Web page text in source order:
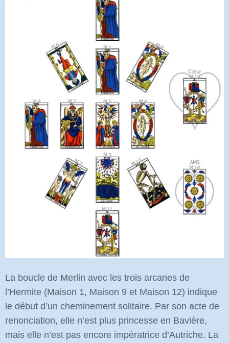
La boucle de Merlin avec les trois arcanes de
l’Hermite (Maison 1, Maison 9 et Maison 12) indique
le début d’un cheminement solitaire. Par son acte de
renonciation, elle n’est plus princesse en Bavière,
mais elle n’est pas encore impératrice d’Autriche. La